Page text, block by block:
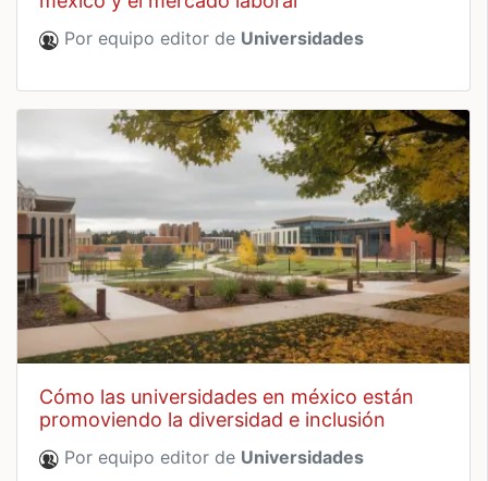
Por equipo editor de Universidades
cómo las universidades en méxico están
promoviendo la diversidad e inclusión
Por equipo editor de Universidades